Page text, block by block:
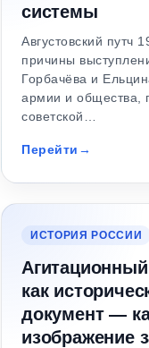
системы
Августовский путч
причины
Горбачёва и
армии и общества,
советской…
Перейти
ИСТОРИЯ РОССИИ
как
документ —
изображение